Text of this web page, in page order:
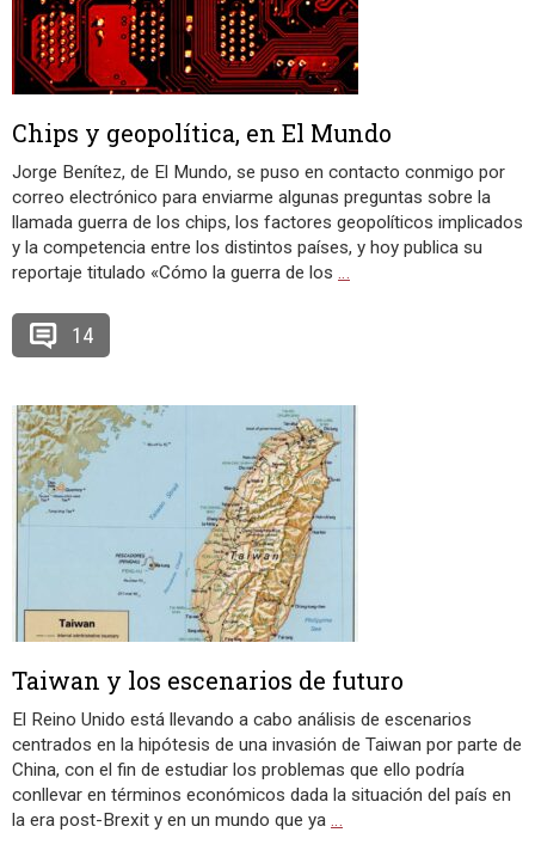
Chips y geopolítica, en El Mundo
Jorge Benítez, de El Mundo, se puso en contacto conmigo por
correo electrónico para enviarme algunas preguntas sobre la
llamada guerra de los chips, los factores geopolíticos implicados
y la competencia entre los distintos países, y hoy publica su
reportaje titulado «Cómo la guerra de los …
14
Taiwan y los escenarios de futuro
El Reino Unido está llevando a cabo análisis de escenarios
centrados en la hipótesis de una invasión de Taiwan por parte de
China, con el fin de estudiar los problemas que ello podría
conllevar en términos económicos dada la situación del país en
la era post-Brexit y en un mundo que ya …